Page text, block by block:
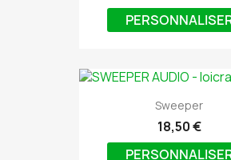
Sweeper
18,50 €